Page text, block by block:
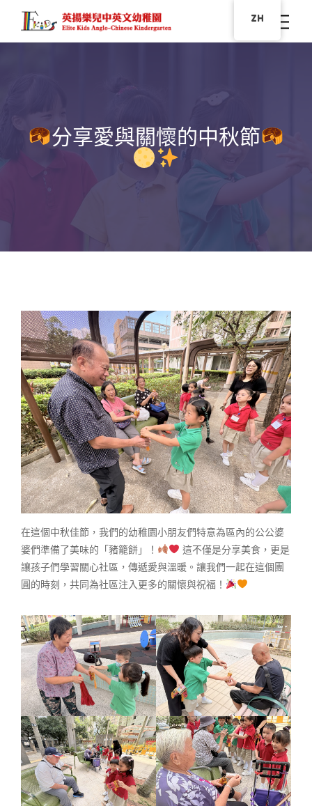
分享愛與關懷的中秋節
在這個中秋佳節，我們的幼稚園小朋友們特意為區內的公公婆
婆們準備了美味的「豬籠餅」！
這不僅是分享美食，更是
讓孩子們學習關心社區，傳遞愛與溫暖。讓我們一起在這個團
圓的時刻，共同為社區注入更多的關懷與祝福！
ZH